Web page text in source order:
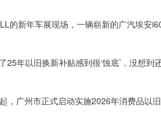
新年车展现场，一辆崭新的广汽埃安
年以旧换新补贴感到很‘蚀底’，没想到
广州市正式启动实施2026年消费品以旧